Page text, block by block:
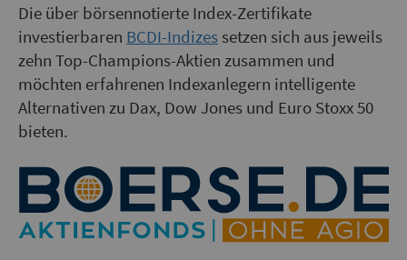
Die über börsennotierte Index-Zertifikate
investierbaren BCDI-Indizes setzen sich aus jeweils
zehn Top-Champions-Aktien zusammen und
möchten erfahrenen Indexanlegern intelligente
Alternativen zu Dax, Dow Jones und Euro Stoxx 50
bieten.